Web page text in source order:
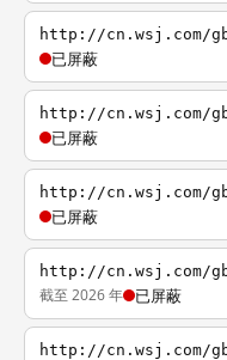
http://cn.wsj.com/
已屏蔽
http://cn.wsj.com/
已屏蔽
http://cn.wsj.com/
已屏蔽
http://cn.wsj.com/
截至 2026 年 已屏蔽
http://cn.wsj.com/